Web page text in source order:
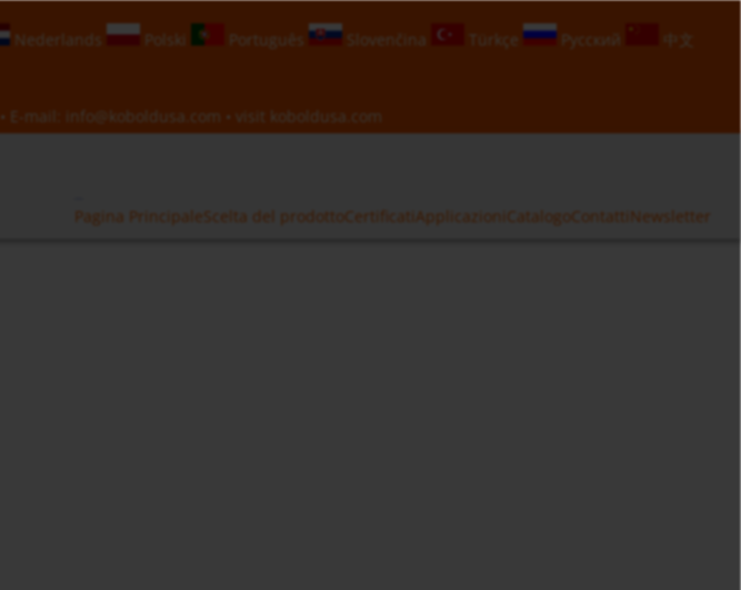
Nederlands Polski Português Slovenčina Türkçe Русский
中文
• E-mail: info@koboldusa.com • visit koboldusa.com
Pagina PrincipaleScelta del prodottoCertificati Applicazioni CatalogoContatti Newsletter